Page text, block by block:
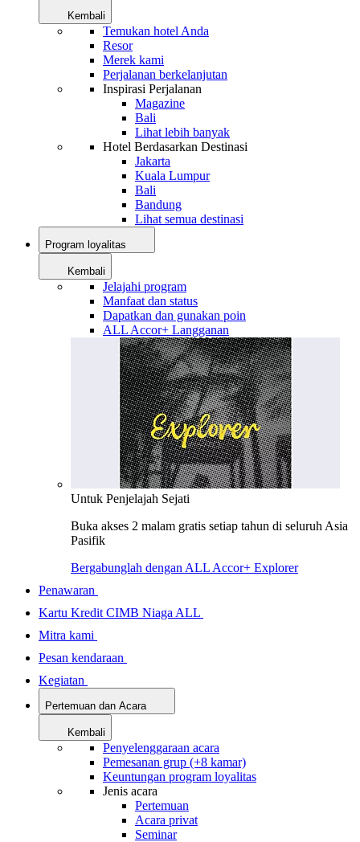
Kembali
Temukan hotel Anda
Resor
Merek kami
Perjalanan berkelanjutan
Inspirasi Perjalanan
Magazine
Bali
Lihat lebih banyak
Hotel Berdasarkan Destinasi
Jakarta
Kuala Lumpur
Bali
Bandung
Lihat semua destinasi
Program loyalitas
Kembali
Jelajahi program
Manfaat dan status
Dapatkan dan gunakan poin
ALL Accor+ Langganan
Untuk Penjelajah Sejati
Buka akses 2 malam gratis setiap tahun di seluruh Asia
Pasifik
Bergabunglah dengan ALL Accor+ Explorer
Penawaran
Kartu Kredit CIMB Niaga ALL
Mitra kami
Pesan kendaraan
Kegiatan
Pertemuan dan Acara
Kembali
Penyelenggaraan acara
Pemesanan grup (+8 kamar)
Keuntungan program loyalitas
Jenis acara
Pertemuan
Acara privat
Seminar